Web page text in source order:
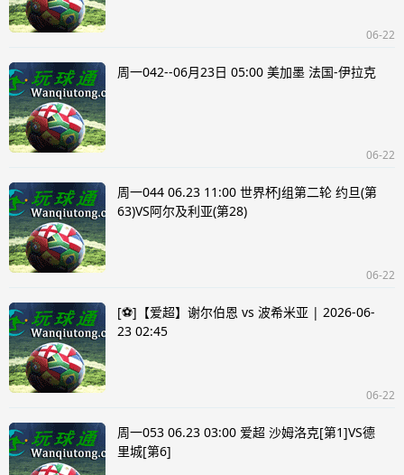
06-22
周一042--06月23日 05:00 美加墨 法国-伊拉克
06-22
周一044 06.23 11:00 世界杯J组第二轮 约旦(第
63)VS阿尔及利亚(第28)
06-22
[⚽]【爱超】谢尔伯恩 vs 波希米亚 | 2026-06-
23 02:45
06-22
周一053 06.23 03:00 爱超 沙姆洛克[第1]VS德
里城[第6]